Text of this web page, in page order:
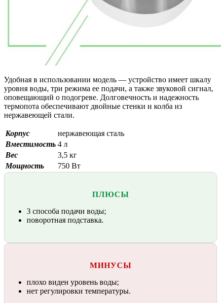
Удобная в использовании модель — устройство имеет шкалу
уровня воды, три режима ее подачи, а также звуковой сигнал,
оповещающий о подогреве. Долговечность и надежность
термопота обеспечивают двойные стенки и колба из
нержавеющей стали.
Корпус
нержавеющая сталь
Вместимость 4 л
Вес
3,5 кг
Мощность
750 Вт
ПЛЮСЫ
3 способа подачи воды;
поворотная подставка.
МИНУСЫ
плохо виден уровень воды;
нет регулировки температуры.